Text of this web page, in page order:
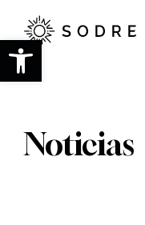
Abrir barra
contenido
principal
Noticias